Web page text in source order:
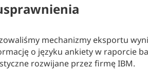
mechanizmy eksportu
o języku ankiety w raporcie
rozwijane przez firmę IBM.